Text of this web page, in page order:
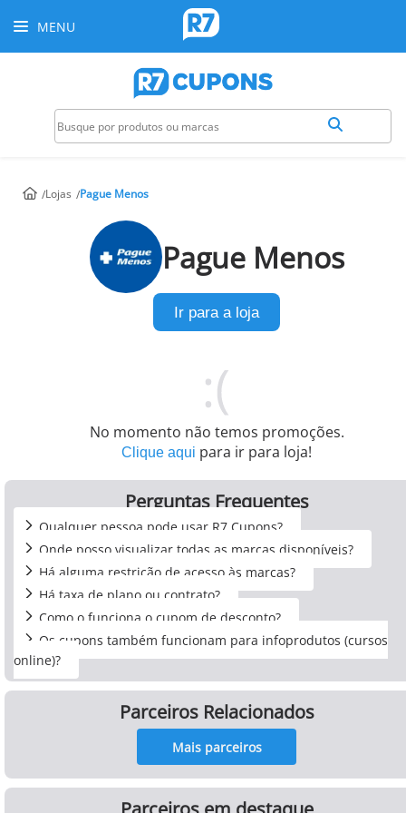
MENU
Lojas Pague Menos
Pague Menos
Ir para a loja
No momento não temos promoções.
Clique aqui para ir para loja!
Perguntas Frequentes
Qualquer pessoa pode usar R7 Cupons?
Onde posso visualizar todas as marcas disponíveis?
Há alguma restrição de acesso às marcas?
Há taxa de plano ou contrato?
Como o funciona o cupom de desconto?
Os cupons também funcionam para infoprodutos (cursos
online)?
Parceiros Relacionados
Mais parceiros